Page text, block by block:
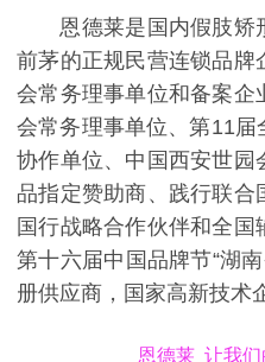
恩德莱是国内假肢矫
前茅的正规民营连锁品牌
会常务理事单位和备案企
会常务理事单位、第11
协作单位、中国西安世园
品指定赞助商、践行联合
国行战略合作伙伴和全国
第十六届中国品牌节“湖
册供应商，国家高新技术
恩德莱 让我们